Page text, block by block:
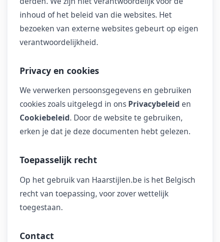
inhoud of het beleid van die websites. Het
bezoeken van externe websites gebeurt op eigen
verantwoordelijkheid.
Privacy en cookies
We verwerken persoonsgegevens en gebruiken
cookies zoals uitgelegd in ons Privacybeleid en
Cookiebeleid. Door de website te gebruiken,
erken je dat je deze documenten hebt gelezen.
Toepasselijk recht
Op het gebruik van Haarstijlen.be is het Belgisch
recht van toepassing, voor zover wettelijk
toegestaan.
Contact